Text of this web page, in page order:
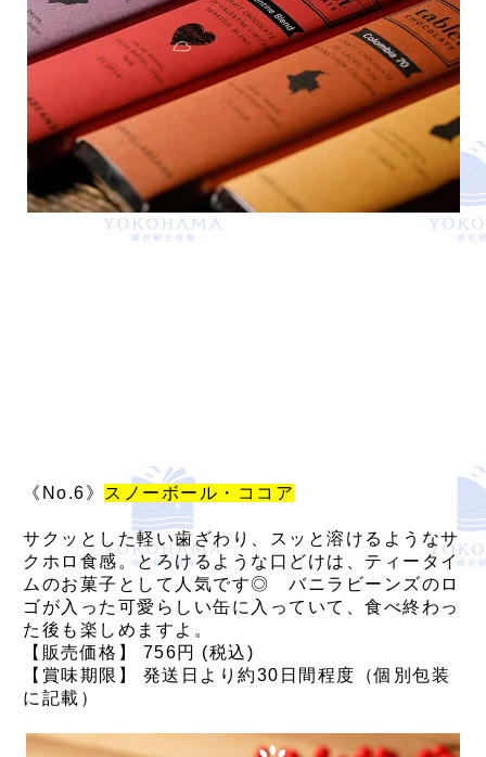
《No.6》 スノーボール・ココア
サクッとした軽い歯ざわり、スッと溶けるようなサ
クホロ食感。とろけるような口どけは、ティータイ
ムのお菓子として人気です◎ バニラビーンズのロ
ゴが入った可愛らしい缶に入っていて、食べ終わっ
た後も楽しめますよ。
【販売価格】 756円 (税込)
【賞味期限】 発送日より約30日間程度（個別包装
に記載）